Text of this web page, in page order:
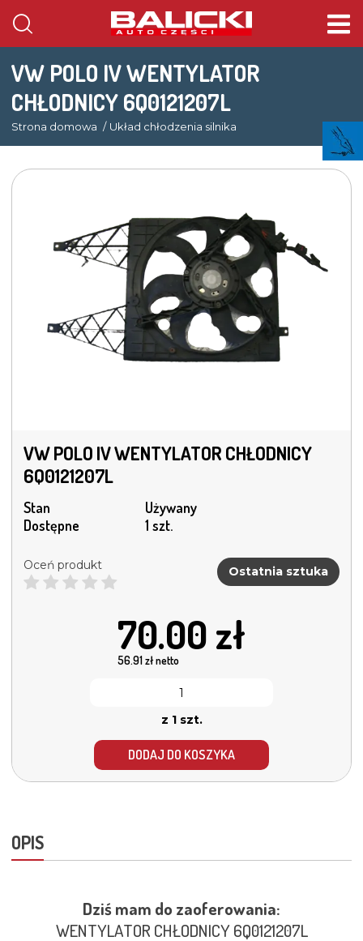
VW POLO IV WENTYLATOR
CHŁODNICY 6Q0121207L
Strona domowa Układ chłodzenia silnika
VW POLO IV WENTYLATOR CHŁODNICY
6Q0121207L
Stan
Używany
Dostępne
1 szt.
Oceń produkt Ostatnia sztuka
70.00 zł
56.91zł netto
z 1 szt.
DODAJ DO KOSZYKA
OPIS
Dziś mam do zaoferowania:
WENTYLATOR CHŁODNICY 6Q0121207L